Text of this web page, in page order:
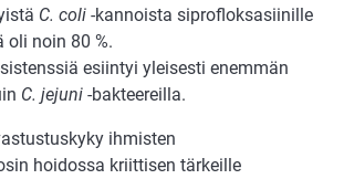
C. coli -kannoista siprofloksasiinille
oli noin 80 %.
esiintyi yleisesti enemmän
C. jejuni -bakteereilla.
ihmisten
hoidossa kriittisen tärkeille